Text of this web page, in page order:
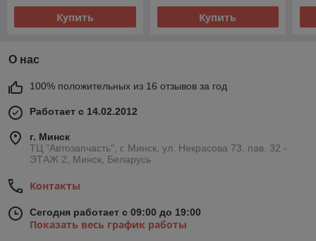
Купить Купить
О нас
100% положительных из 16 отзывов за год
Работает с 14.02.2012
г. Минск
ТЦ "Автозапчасть", г. Минск, ул. Некрасова 73, пав. 32 -
ЭТАЖ 2, Минск, Беларусь
Контакты
Сегодня работает с 09:00 до 19:00
Показать весь график работы